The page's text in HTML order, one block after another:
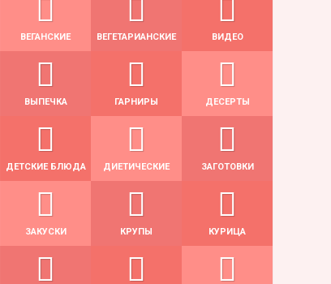
ВЕГАНСКИЕ ВЕГЕТАРИАНСКИЕ ВИДЕО
ВЫПЕЧКА ГАРНИРЫ ДЕСЕРТЫ
ДЕТСКИЕ БЛЮДА ДИЕТИЧЕСКИЕ ЗАГОТОВКИ
ЗАКУСКИ КРУПЫ КУРИЦА